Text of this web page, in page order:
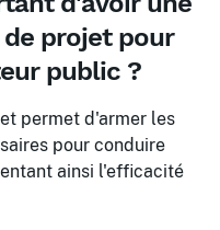
projet pour
public ?
permet d'armer les
pour conduire
ainsi l'efficacité